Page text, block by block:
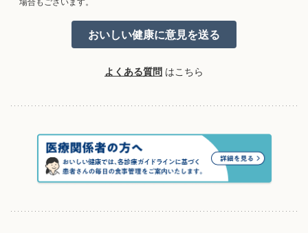
よくある質問 はこちら